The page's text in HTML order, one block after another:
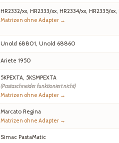
HR2332/xx, HR2333/xx, HR2334/xx, HR2335/
Matrizen ohne Adapter →
Unold 68801, Unold 68860
Ariete 1950
5KPEXTA, 5KSMPEXTA
(Pastaschneider funktioniert nicht)
Matrizen ohne Adapter →
Marcato Regina
Matrizen ohne Adapter →
Simac PastaMatic